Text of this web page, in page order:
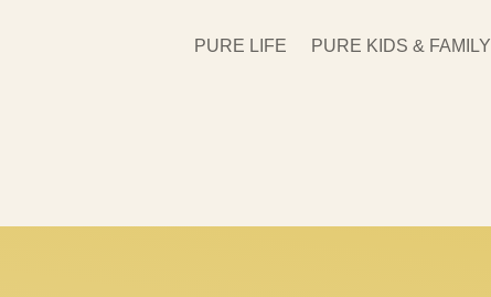
PURE LIFE PURE KIDS & FAMILY